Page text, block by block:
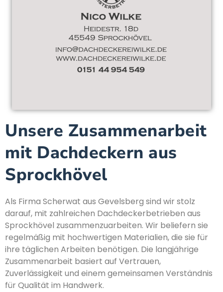
Unsere Zusammenarbeit
mit Dachdeckern aus
Sprockhövel
Als Firma Scherwat aus Gevelsberg sind wir stolz
darauf, mit zahlreichen Dachdeckerbetrieben aus
Sprockhövel zusammenzuarbeiten. Wir beliefern sie
regelmäßig mit hochwertigen Materialien, die sie für
ihre täglichen Arbeiten benötigen. Die langjährige
Zusammenarbeit basiert auf Vertrauen,
Zuverlässigkeit und einem gemeinsamen Verständnis
für Qualität im Handwerk.